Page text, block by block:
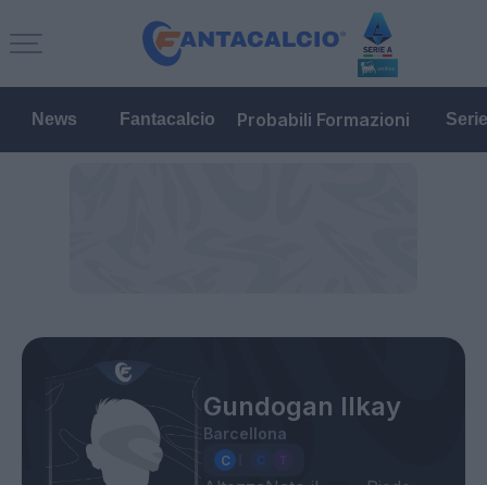
News Fantacalcio Probabili Formazioni
Gundogan Ilkay
Barcellona